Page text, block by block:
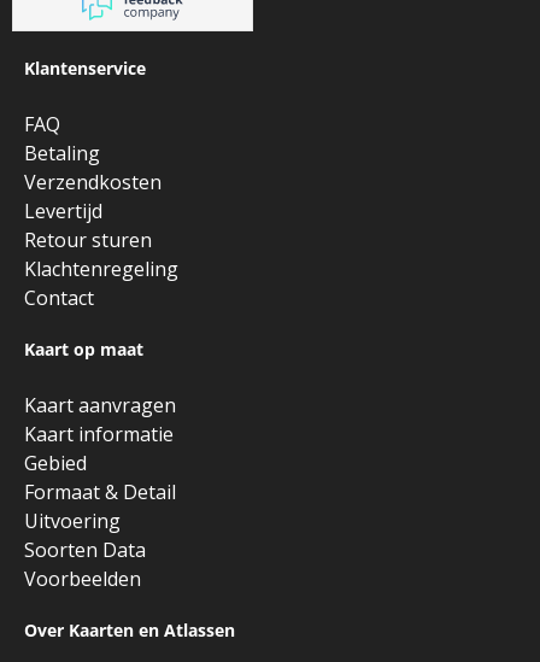
Klantenservice
FAQ
Betaling
Verzendkosten
Levertijd
Retour sturen
Klachtenregeling
Contact
Kaart op maat
Kaart aanvragen
Kaart informatie
Gebied
Formaat & Detail
Uitvoering
Soorten Data
Voorbeelden
Over Kaarten en Atlassen